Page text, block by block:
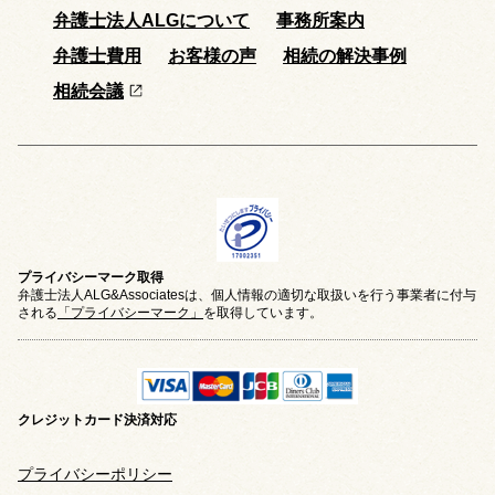
弁護士法人ALGについて
事務所案内
弁護士費用
お客様の声
相続の解決事例
相続会議
プライバシーマーク取得
弁護士法人ALG&Associatesは、個人情報の適切な取扱いを行う事業者に付与
される 「プライバシーマーク」 を取得しています。
クレジットカード決済対応
プライバシーポリシー